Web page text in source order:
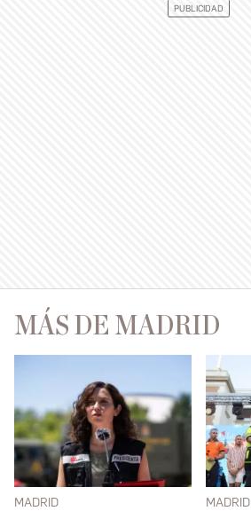
MÁS DE MADRID
MADRID MADRID